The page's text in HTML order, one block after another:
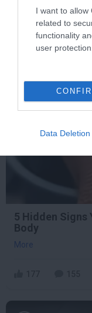
I want to allow
related to
functionality
user protection.
Data Deletion
198 125
3 h 2 min
5 Hidden Signs
Body
More